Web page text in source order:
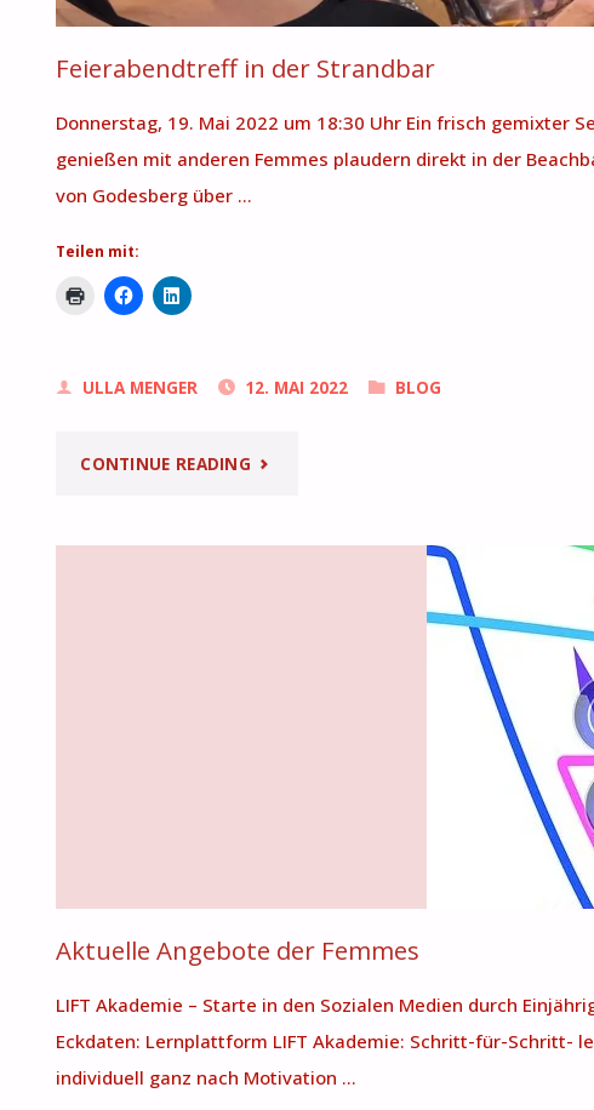
Feierabendtreff in der Strandbar
Donnerstag, 19. Mai 2022 um 18:30 Uhr Ein frisch gemixter
genießen mit anderen Femmes plaudern direkt in der
von Godesberg über …
Teilen mit:
ULLA MENGER 12. MAI 2022 BLOG
CONTINUE READING "FEIERABENDTREFF
Aktuelle Angebote der Femmes
LIFT Akademie – Starte in den Sozialen Medien durch
Eckdaten: Lernplattform LIFT Akademie: Schritt-für-Schritt-
individuell ganz nach Motivation …